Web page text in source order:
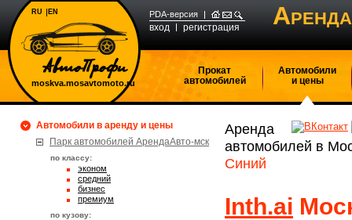
moskva.mosavtomoto.ru
PDA-версия
вход регистрация А
RU EN
Прокат
автомобилей
Автомобили
и цены
Автомобили в аренду и цены
Парк автомобилей АрендаАвто-мск
по классу:
эконом
средний
бизнес
премиум
по кузову:
Аренда
автомобилей в
Синий
Inth.ai